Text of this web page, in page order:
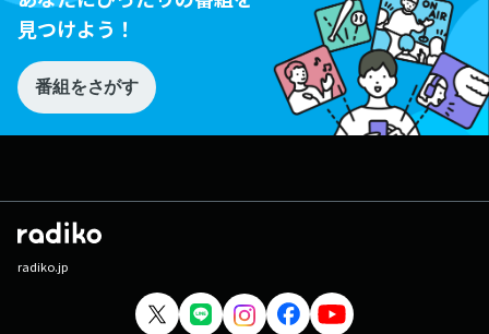
見つけよう！
番組をさがす
radiko.jp